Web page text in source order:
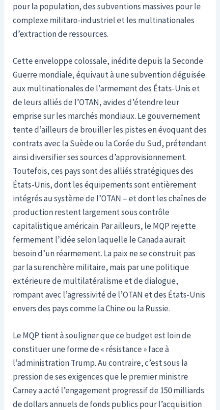
pour la population, des subventions massives pour le
complexe militaro-industriel et les multinationales
d’extraction de ressources.
Cette enveloppe colossale, inédite depuis la Seconde
Guerre mondiale, équivaut à une subvention déguisée
aux multinationales de l’armement des États-Unis et
de leurs alliés de l’OTAN, avides d’étendre leur
emprise sur les marchés mondiaux. Le gouvernement
tente d’ailleurs de brouiller les pistes en évoquant des
contrats avec la Suède ou la Corée du Sud, prétendant
ainsi diversifier ses sources d’approvisionnement.
Toutefois, ces pays sont des alliés stratégiques des
États-Unis, dont les équipements sont entièrement
intégrés au système de l’OTAN – et dont les chaînes de
production restent largement sous contrôle
capitalistique américain. Par ailleurs, le MQP rejette
fermement l’idée selon laquelle le Canada aurait
besoin d’un réarmement. La paix ne se construit pas
par la surenchère militaire, mais par une politique
extérieure de multilatéralisme et de dialogue,
rompant avec l’agressivité de l’OTAN et des États-Unis
envers des pays comme la Chine ou la Russie.
Le MQP tient à souligner que ce budget est loin de
constituer une forme de « résistance » face à
l’administration Trump. Au contraire, c’est sous la
pression de ses exigences que le premier ministre
Carney a acté l’engagement progressif de 150 milliards
de dollars annuels de fonds publics pour l’acquisition